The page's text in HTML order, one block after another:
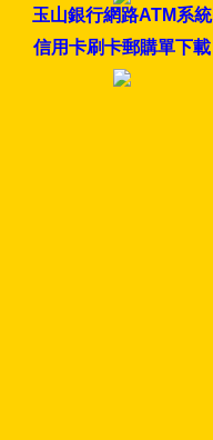
玉山銀行網路ATM系統
信用卡刷卡郵購單下載